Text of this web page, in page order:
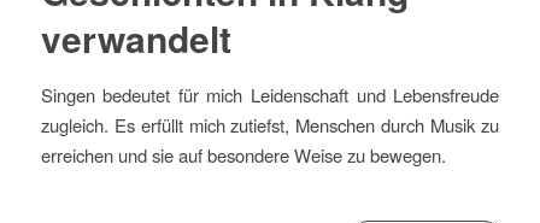
verwandelt
Singen bedeutet für mich Leidenschaft und Lebensfreude
zugleich. Es erfüllt mich zutiefst, Menschen durch Musik zu
erreichen und sie auf besondere Weise zu bewegen.